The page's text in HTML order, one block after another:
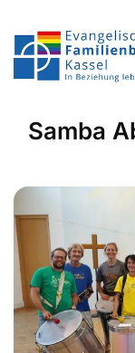
Samba